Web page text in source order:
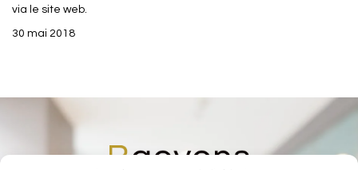
via le site web.
30 mai 2018